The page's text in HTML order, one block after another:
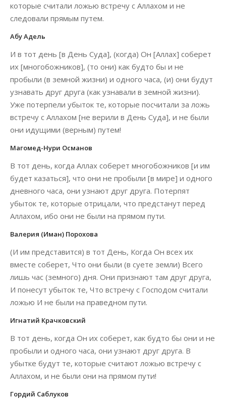
которые считали ложью встречу с Аллахом и не
следовали прямым путем.
Абу Адель
И в тот день [в День Суда], (когда) Он [Аллах] соберет
их [многобожников], (то они) как будто бы и не
пробыли (в земной жизни) и одного часа, (и) они будут
узнавать друг друга (как узнавали в земной жизни).
Уже потерпели убыток те, которые посчитали за ложь
встречу с Аллахом [не верили в День Суда], и не были
они идущими (верным) путем!
Магомед-Нури Османов
В тот день, когда Аллах соберет многобожников [и им
будет казаться], что они не пробыли [в мире] и одного
дневного часа, они узнают друг друга. Потерпят
убыток те, которые отрицали, что предстанут перед
Аллахом, ибо они не были на прямом пути.
Валерия (Иман) Порохова
(И им представится) в тот День, Когда Он всех их
вместе соберет, Что они были (в суете земли) Всего
лишь час (земного) дня. Они признают там друг друга,
И понесут убыток те, Что встречу с Господом считали
ложью И не были на праведном пути.
Игнатий Крачковский
В тот день, когда Он их соберет, как будто бы они и не
пробыли и одного часа, они узнают друг друга. В
убытке будут те, которые считают ложью встречу с
Аллахом, и не были они на прямом пути!
Гордий Саблуков